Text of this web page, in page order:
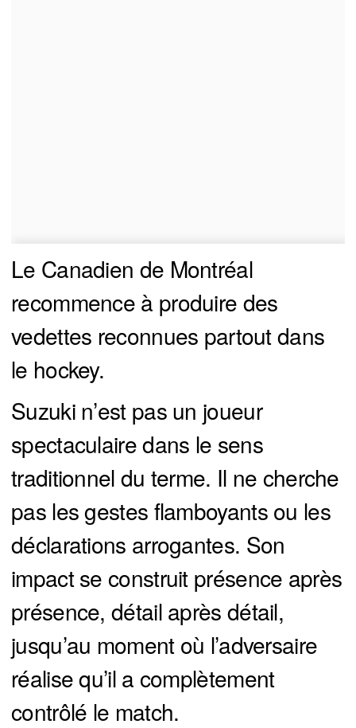
Le Canadien de Montréal
recommence à produire des
vedettes reconnues partout dans
le hockey.
Suzuki n’est pas un joueur
spectaculaire dans le sens
traditionnel du terme. Il ne cherche
pas les gestes flamboyants ou les
déclarations arrogantes. Son
impact se construit présence après
présence, détail après détail,
jusqu’au moment où l’adversaire
réalise qu’il a complètement
contrôlé le match.